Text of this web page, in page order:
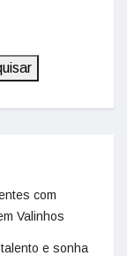
com
Valinhos
e sonha